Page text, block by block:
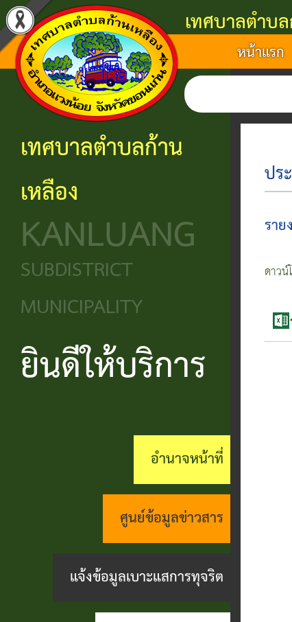
เทศบาลตำบ
หน้าแรก
แนะนำ
เทศบาล
ความ
เป็นมา
ข้อมูล
พื้น
ฐาน
วิสัยทัศน์
และ
ยุทธศาสตร์
งาน
บริการ
ประชาชน
บริการ
ประชาชน
ศูนย์ช่วย
ประชาชน
แบบ
ฟอร์ม
โครงสร้าง
องค์กร
เทศบาล
โครงสร้าง
นิติบัญญัติ
โครงสร้าง
บริหาร
โครงสร้าง
ส่วน
ศูนย์
ข้อมูล
ข่าวสาร
และ
แผน
งาน
ข้อมูล
ข่าวสาร
สถานะ
รบ.อำนวย
ติดต่อ
ข้อมูล
ติดต่อ
แจ้ง
ความ
เดือด
ร้อน
ร้อง
ร้อง
ทุกข์
เทศบาลตำบลก้าน
เหลือง
KANLUANG
SUBDISTRICT
MUNICIPALITY
ยินดีให้บริการ
อำนาจหน้าที่
ศูนย์ข้อมูลข่าวสาร
แจ้งข้อมูลเบาะแสการทุจริต
ปร
รา
ดาว